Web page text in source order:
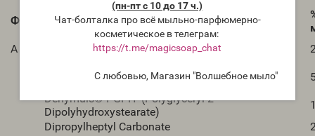
(пн-пт с 10 до 17 ч.)
Чат-болталка про всё мыльно-парфюмерно-
косметическое в телеграм:
https://t.me/magicsoap_chat
С любовью, Магазин "Волшебное мыло"
Фаза INCI-название
A
Stearyl Alcohol (Стеариловый спирт)
Hydrogenated Castor Oil (Гидрогенизированное
касторовое масло)
Dehymuls® PGPH (Polyglyceryl-2
Dipolyhydroxystearate)
Dipropylheptyl Carbonate